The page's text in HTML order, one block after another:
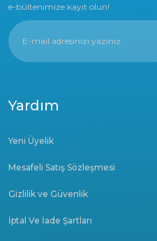
e-bültenimize kayıt olun!
Yardım
Yeni Üyelik
Mesafeli Satış Sözleşmesi
Gizlilik ve Güvenlik
İptal Ve İade Şartları